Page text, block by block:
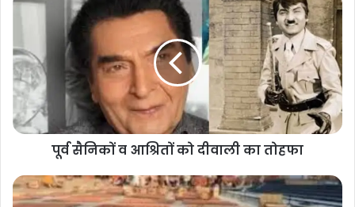
आश्रितों
को
दीवाली
का
तोहफा
पूर्व सैनिकों व आश्रितों को दीवाली का तोहफा
अयोध्या
की